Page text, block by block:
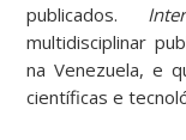
publicados.
multidisciplinar
na Venezuela, e
científicas e